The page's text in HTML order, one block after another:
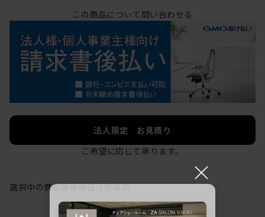
この商品について問い合わせる
法人限定 お見積り
ご希望に応じて承ります。
選択中の商品情報保証注意事項
×